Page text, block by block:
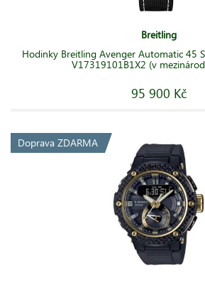
Breitling
Hodinky Breitling Avenger Automatic 45
V17319101B1X2 (v
95 900 Kč
Doprava ZDARMA